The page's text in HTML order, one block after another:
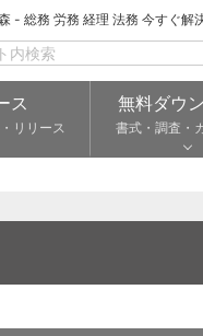
- 総務 労務 経理 法務 今すぐ解
ス
リリース
無料ダウ
書式・調査・